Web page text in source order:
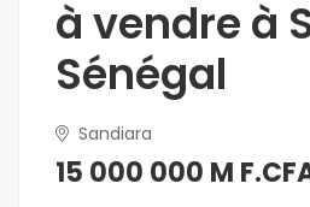
à vendre à
Sénégal
Sandiara
15 000 000 M